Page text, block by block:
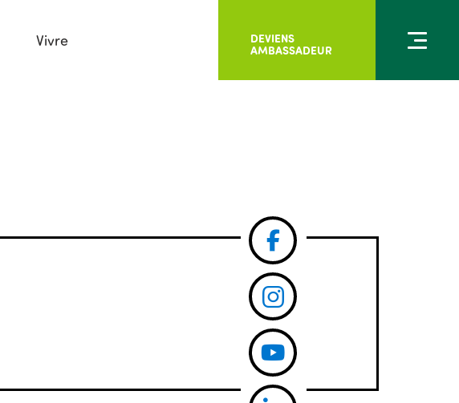
Vivre DEVIENS
AMBASSADEUR